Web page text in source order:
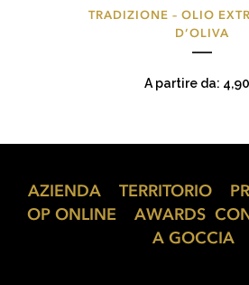
prodotto
opzioni
essere
scelte
TRADIZIONE – OLIO
D’OLIVA
A partire da: 4,90
AZIENDA TERRITORIO
OP ONLINE
AWARDS
A GOCCIA